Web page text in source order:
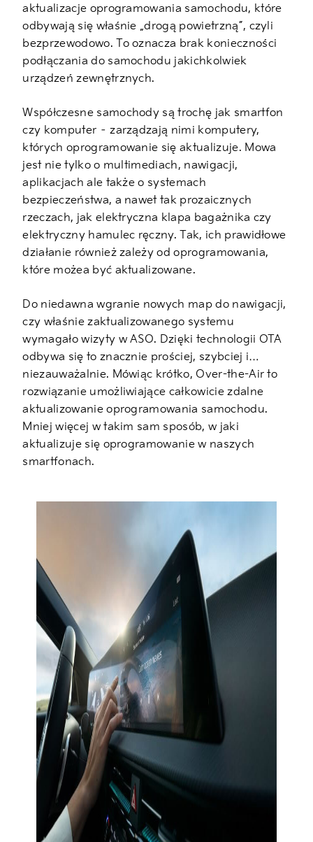
aktualizacje oprogramowania samochodu, które
odbywają się właśnie „drogą powietrzną”, czyli
bezprzewodowo. To oznacza brak konieczności
podłączania do samochodu jakichkolwiek
urządzeń zewnętrznych.
Współczesne samochody są trochę jak smartfon
czy komputer – zarządzają nimi komputery,
których oprogramowanie się aktualizuje. Mowa
jest nie tylko o multimediach, nawigacji,
aplikacjach ale także o systemach
bezpieczeństwa, a nawet tak prozaicznych
rzeczach, jak elektryczna klapa bagażnika czy
elektryczny hamulec ręczny. Tak, ich prawidłowe
działanie również zależy od oprogramowania,
które możea być aktualizowane.
Do niedawna wgranie nowych map do nawigacji,
czy właśnie zaktualizowanego systemu
wymagało wizyty w ASO. Dzięki technologii OTA
odbywa się to znacznie prościej, szybciej i…
niezauważalnie. Mówiąc krótko, Over-the-Air to
rozwiązanie umożliwiające całkowicie zdalne
aktualizowanie oprogramowania samochodu.
Mniej więcej w takim sam sposób, w jaki
aktualizuje się oprogramowanie w naszych
smartfonach.